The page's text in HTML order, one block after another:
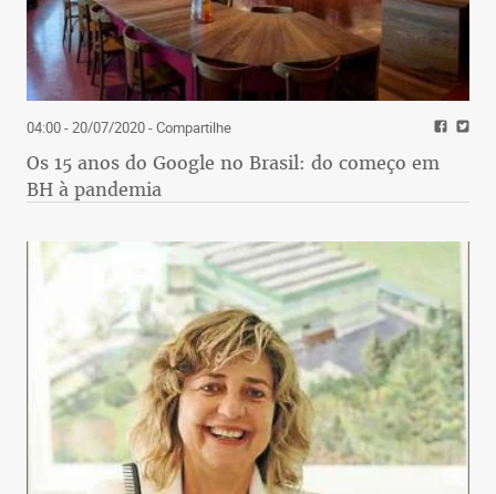
04:00 - 20/07/2020- Compartilhe
Os 15 anos do Google no Brasil: do começo em
BH à pandemia